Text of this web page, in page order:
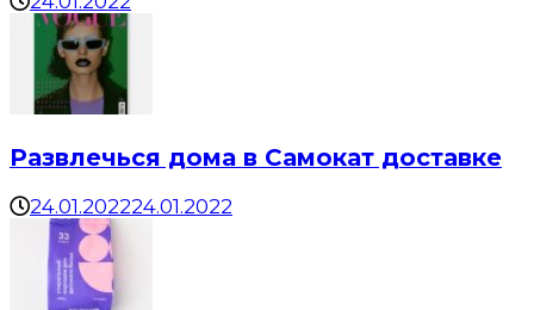
Развлечься дома в Самокат доставке
24.01.202224.01.2022